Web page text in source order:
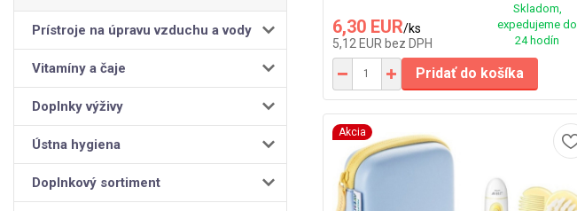
Prístroje na úpravu vzduchu a vody
Vitamíny a čaje
Doplnky výživy
Ústna hygiena
Doplnkový sortiment
6,30 EUR/ks
5,12 EUR bez DPH
Skladom,
expedujeme do
24 hodín
Pridať do košíka
Akcia